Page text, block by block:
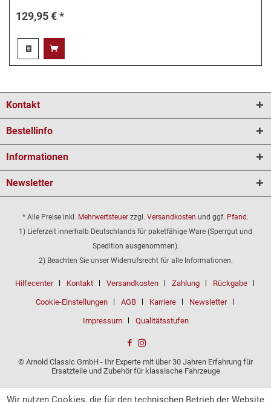
129,95 € *
Kontakt
Bestellinfo
Informationen
Newsletter
* Alle Preise inkl. Mehrwertsteuer zzgl. Versandkosten und ggf. Pfand.
1) Lieferzeit innerhalb Deutschlands für paketfähige Ware (Sperrgut und
Spedition ausgenommen).
2) Beachten Sie unser Widerrufsrecht für alle Informationen.
Hilfecenter Kontakt Versandkosten Zahlung Rückgabe
Cookie-Einstellungen AGB Karriere Newsletter
Impressum Qualitätsstufen
© Arnold Classic GmbH - Ihr Experte mit über 30 Jahren Erfahrung für
Ersatzteile und Zubehör für klassische Fahrzeuge
Wir nutzen Cookies, die für den technischen Betrieb der Website